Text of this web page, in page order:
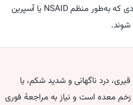
نشود، مراجعه به پزشک برای بررسی و آزمایش توصیه می‌شود. افرادی که به‌طور منظم NSAID یا آسپرین
شوند.
درد ناگهانی و شدید شکم، یا
معده است و نیاز به مراجعهٔ فوری